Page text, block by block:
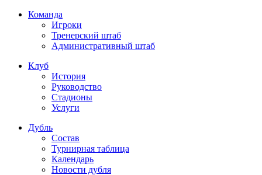
Команда
Игроки
Тренерский штаб
Административный штаб
Клуб
История
Руководство
Стадионы
Услуги
Дубль
Состав
Турнирная таблица
Календарь
Новости дубля